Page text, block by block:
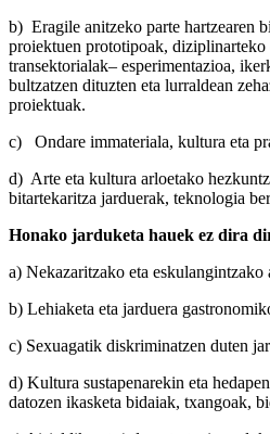
b) Eragile anitzeko parte hartzearen
proiektuen prototipoak, diziplinarteko
transektorialak– esperimentazioa,
bultzatzen dituzten eta lurraldean
proiektuak.
c) Ondare immateriala, kultura eta
d) Arte eta kultura arloetako
bitartekaritza jarduerak, teknologia
Honako jarduketa hauek ez dira
a) Nekazaritzako eta eskulangintzako
b) Lehiaketa eta jarduera
c) Sexuagatik diskriminatzen duten
d) Kultura sustapenarekin eta
datozen ikasketa bidaiak, txangoak,